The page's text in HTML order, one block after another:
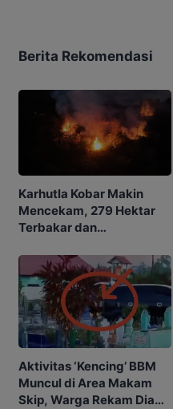
Berita Rekomendasi
Karhutla Kobar Makin
Mencekam, 279 Hektar
Terbakar dan
Terganggu
Aktivitas ‘Kencing’ BBM
Muncul di Area Makam
Skip, Warga Rekam Diam-